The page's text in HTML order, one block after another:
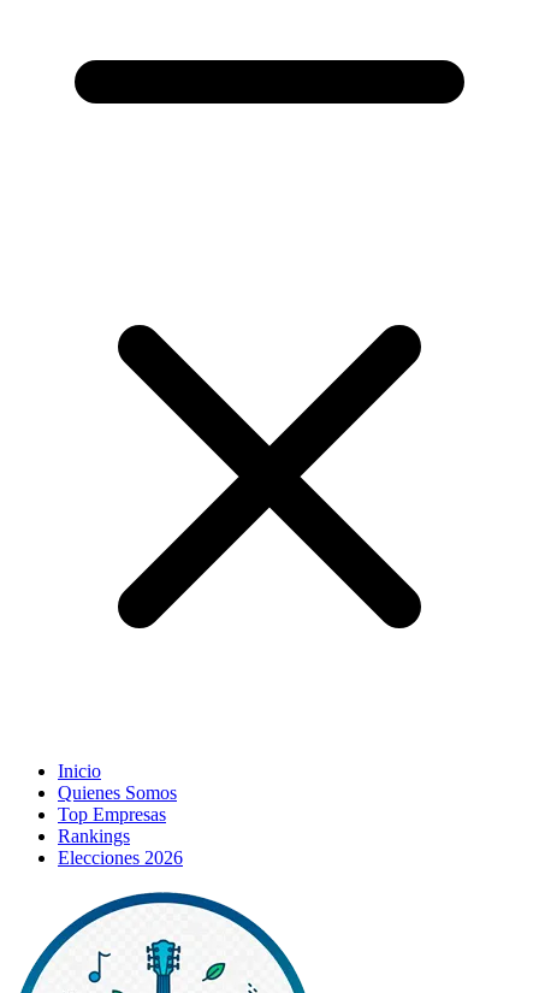
Inicio
Quienes Somos
Top Empresas
Rankings
Elecciones 2026